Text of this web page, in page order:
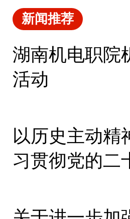
新闻推荐
湖南机电职院
活动
以历史主动精
习贯彻党的二